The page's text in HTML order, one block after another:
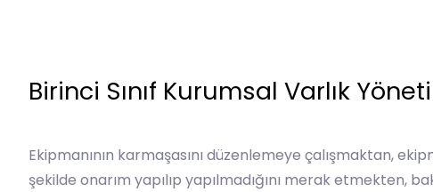
Birinci Sınıf Kurumsal Varlık
Ekipmanının karmaşasını düzenlemeye çalışmaktan,
şekilde onarım yapılıp yapılmadığını merak etmekten,